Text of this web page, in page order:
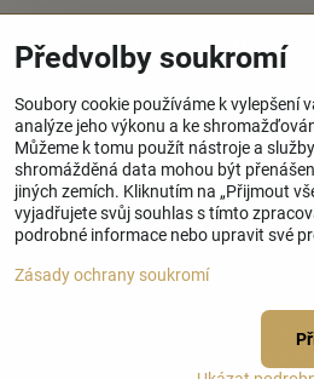
Zavoláme Vám zpátky
Váš telefon*
Odeslat
Předvolby soukromí
Soubory cookie používáme k vylepšení
analýze jeho výkonu a ke
Můžeme k tomu použít nástroje a
shromážděná data mohou být
jiných zemích. Kliknutím na „Přijmout
vyjadřujete svůj souhlas s tímto
podrobné informace nebo upravit své
Zásady ochrany soukromí